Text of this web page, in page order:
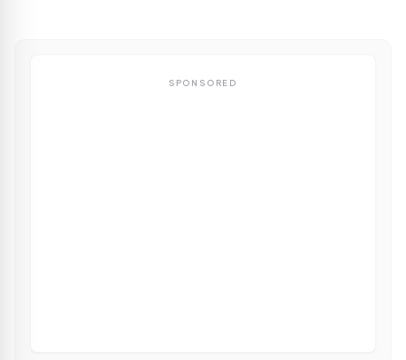
SPONSORED